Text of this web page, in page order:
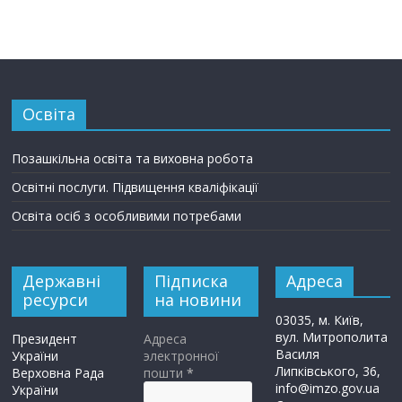
Освіта
Позашкільна освіта та виховна робота
Освітні послуги. Підвищення кваліфікації
Освіта осіб з особливими потребами
Державні
ресурси
Президент
України
Верховна Рада
України
Підписка
на новини
Адреса
электронної
пошти*
Адреса
03035, м. Київ,
вул. Митрополита
Василя
Липківського, 36,
info@imzo.gov.ua